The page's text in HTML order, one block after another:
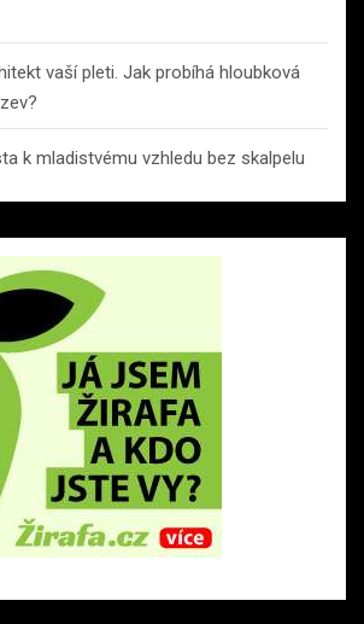
vaší pleti. Jak probíhá hloubková
k mladistvému vzhledu bez skalpelu